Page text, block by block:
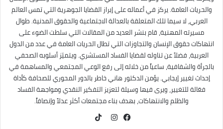
والحريات العامة. يركز في أعماله على إبراز القضايا الجوهرية التي تمس العالم
العربي، لا سيما تلك المتعلقة بالعدالة الاجتماعية والحقوق المدنية. طوال
مسيرته المهنية، قام بنشر العديد من المقالات التي سلطت الضوء على
انتهاكات حقوق الإنسان والتجاوزات التي تطال الحريات العامة في عدد من الدول
العربية، فضلاً عن تناوله لقضايا الفساد المستشري. ويتميّز أسلوبه الصحفي
بالجرأة والشفافية، ساعياً من خلاله إلى رفع الوعي المجتمعي والمساهمة في
إحداث تغيير إيجابي. يؤمن الدكتور هاني خاطر بالدور المحوري للصحافة كأداة
فعّالة للتغيير، ويرى فيها وسيلة لتعزيز التفكير النقدي ومواجهة الفساد
والظلم والانتهاكات، بهدف بناء مجتمعات أكثر عدلاً وإنصافاً.